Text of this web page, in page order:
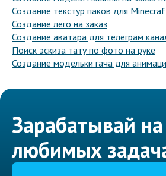
Создание текстур паков для
Создание лего на заказ
Создание аватара для телеграм
Поиск эскиза тату по фото на руке
Создание модельки гача для
Зарабатывай на
любимых